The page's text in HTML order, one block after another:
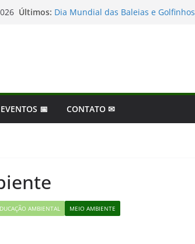
Últimos: Dia Mundial das Baleias e Golfinhos
EVENTOS 📅 CONTATO ✉
AMBIENTAL MEIO AMBIENTE